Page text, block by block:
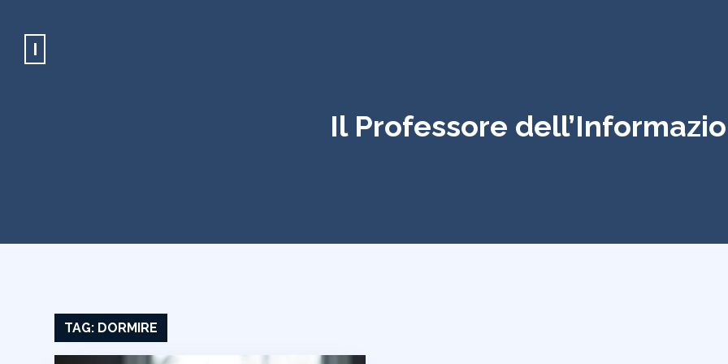
I
Il Professore
TAG: DORMIRE